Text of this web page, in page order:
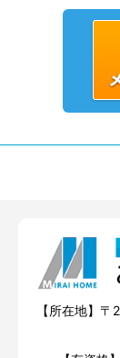
【所在地】